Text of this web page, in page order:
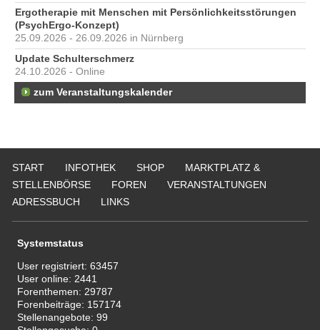
Ergotherapie mit Menschen mit Persönlichkeitsstörungen
(PsychErgo-Konzept)
25.09.2026 - 26.09.2026 in Nürnberg
Update Schulterschmerz
24.10.2026 - Online
zum Veranstaltungskalender
START INFOTHEK SHOP
MARKTPLATZ &
STELLENBÖRSE
FOREN
VERANSTALTUNGEN
ADRESSBUCH
LINKS
Systemstatus
User registriert:63457
User online: 2441
Forenthemen: 29787
Forenbeiträge: 157174
Stellenangebote:99